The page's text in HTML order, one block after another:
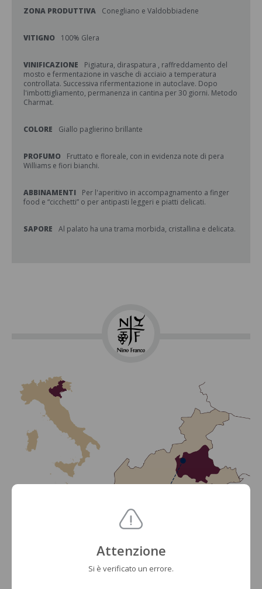
ZONA PRODUTTIVA Conegliano e Valdobbiadene
VITIGNO 100% Glera
VINIFICAZIONE
Pigiatura, diraspatura , raffreddamento del
mosto e fermentazione in vasche di acciaio a temperatura
controllata. Successiva rifermentazione in autoclave. Dopo
l'imbottigliamento, permanenza in cantina per 30 giorni. Metodo
Charmat.
COLORE Giallo paglierino brillante
PROFUMO
Fruttato e floreale, con in evidenza note di pera
Williams e fiori bianchi.
ABBINAMENTI
Per l'aperitivo in accompagnamento a finger
food e “cicchetti” o per antipasti leggeri e piatti delicati.
SAPORE Al palato ha una trama morbida, cristallina e delicata.
Attenzione
Si è verificato un errore.